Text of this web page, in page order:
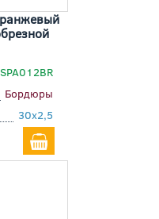
Бордюры
30x2,5